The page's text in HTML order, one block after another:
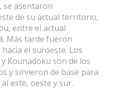
se asentaron
de su actual territorio,
entre el actual
Más tarde fueron
el suroeste. Los
Kounadoku son de los
y sirvieron de base para
este, oeste y sur.